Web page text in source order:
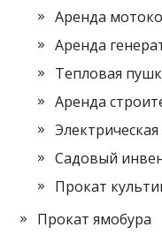
Аренда
Аренда
Тепловая
Аренда
Садовый
Прокат
Прокат ямобура